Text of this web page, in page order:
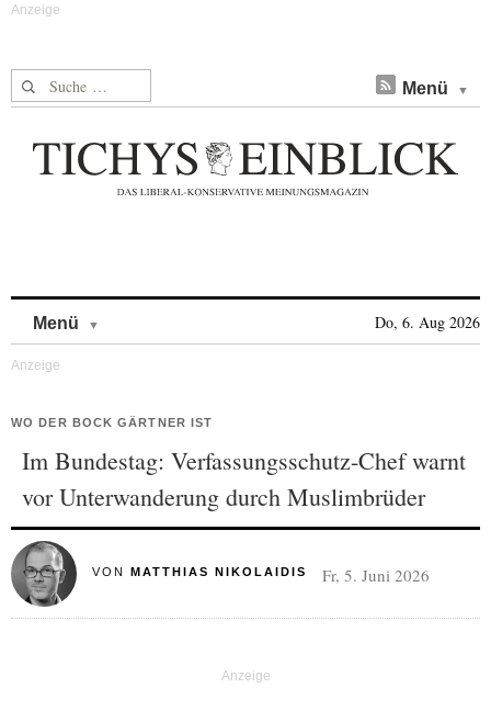
Suche nach: Menü
Menü Do, 6. Aug 2026
WO DER BOCK GÄRTNER IST
Im Bundestag: Verfassungsschutz-Chef warnt
vor Unterwanderung durch Muslimbrüder
VON MATTHIAS NIKOLAIDIS Fr, 5. Juni 2026